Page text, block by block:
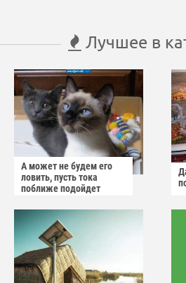
Лучшее в
А может не будем его
ловить, пусть тока
поближе подойдет